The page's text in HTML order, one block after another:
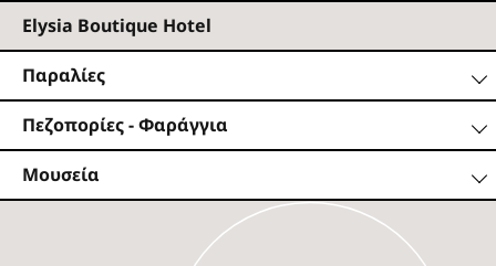
Elysia Boutique Hotel
Παραλίες
Πεζοπορίες - Φαράγγια
Μουσεία